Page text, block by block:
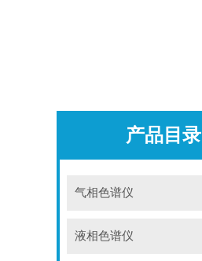
产品目录
气相色谱仪
液相色谱仪